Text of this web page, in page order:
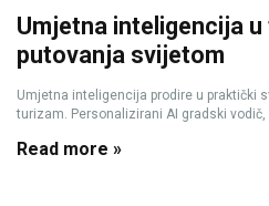
Umjetna inteligencija
putovanja svijetom
Umjetna inteligencija prodire u praktički
turizam. Personalizirani AI gradski vodič,
Read more »